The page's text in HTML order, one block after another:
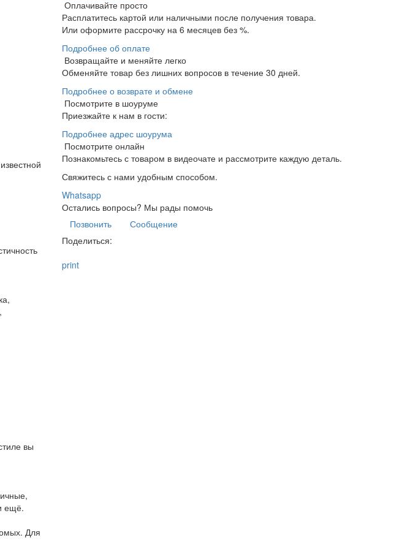
вы
ещё.
Для
Оплачивайте просто
Расплатитесь картой или наличными после получения товара.
Или оформите рассрочку на 6 месяцев без %.
Подробнее об оплате
Возвращайте и меняйте легко
Обменяйте товар без лишних вопросов в течение 30 дней.
Подробнее о возврате и обмене
Посмотрите в шоуруме
Приезжайте к нам в гости:
Подробнее адрес шоурума
Посмотрите онлайн
Познакомьтесь с товаром в видеочате и рассмотрите каждую деталь.
Свяжитесь с нами удобным способом.
Whatsapp
Остались вопросы? Мы рады помочь
Позвонить
Сообщение
Поделиться:
print